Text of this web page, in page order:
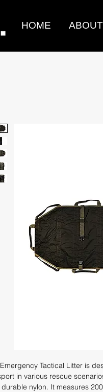
HOME
Tactical Litter is
in various rescue
nylon. It measures